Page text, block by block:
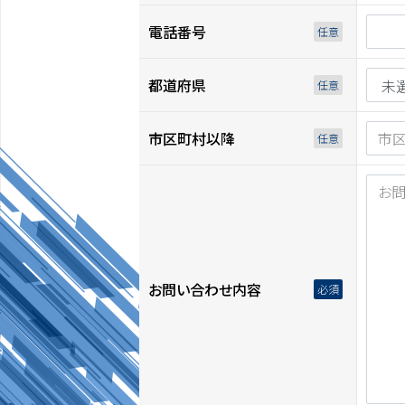
電話番号
都道府県
市区町村以降
お問い合わせ内容